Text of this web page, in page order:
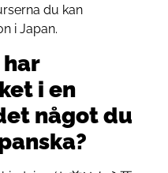
du kan
i Japan.
har
i en
något du